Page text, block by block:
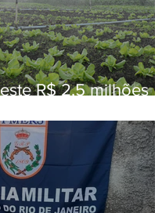
R$ 2,5 milhões
merenda escolar